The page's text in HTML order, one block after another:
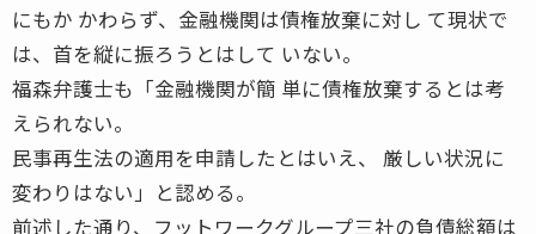
にもか かわらず、金融機関は債権放棄に対し て現状で
は、首を縦に振ろうとはして いない。
福森弁護士も「金融機関が簡 単に債権放棄するとは考
えられない。
民事再生法の適用を申請したとはいえ、 厳しい状況に
変わりはない」と認める。
前述した通り、フットワークグループ三社の負債総額は